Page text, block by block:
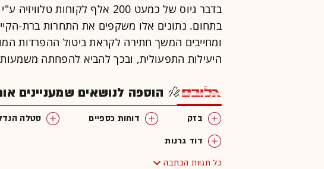
בדבר גיוס של כמעט 200 אלף
בתחום. נתונים אלו משקפים את התחרות ברת-
ומחייבים המשך חתירה לקראת ביטול ההפרדות
היעילות התפעולית, ובכך להביא להפחתה
הוספה לנושאים שמעניינים
בזק דוחות כספיים סטלה
דוד גרנות
כל תגיות הכתבה